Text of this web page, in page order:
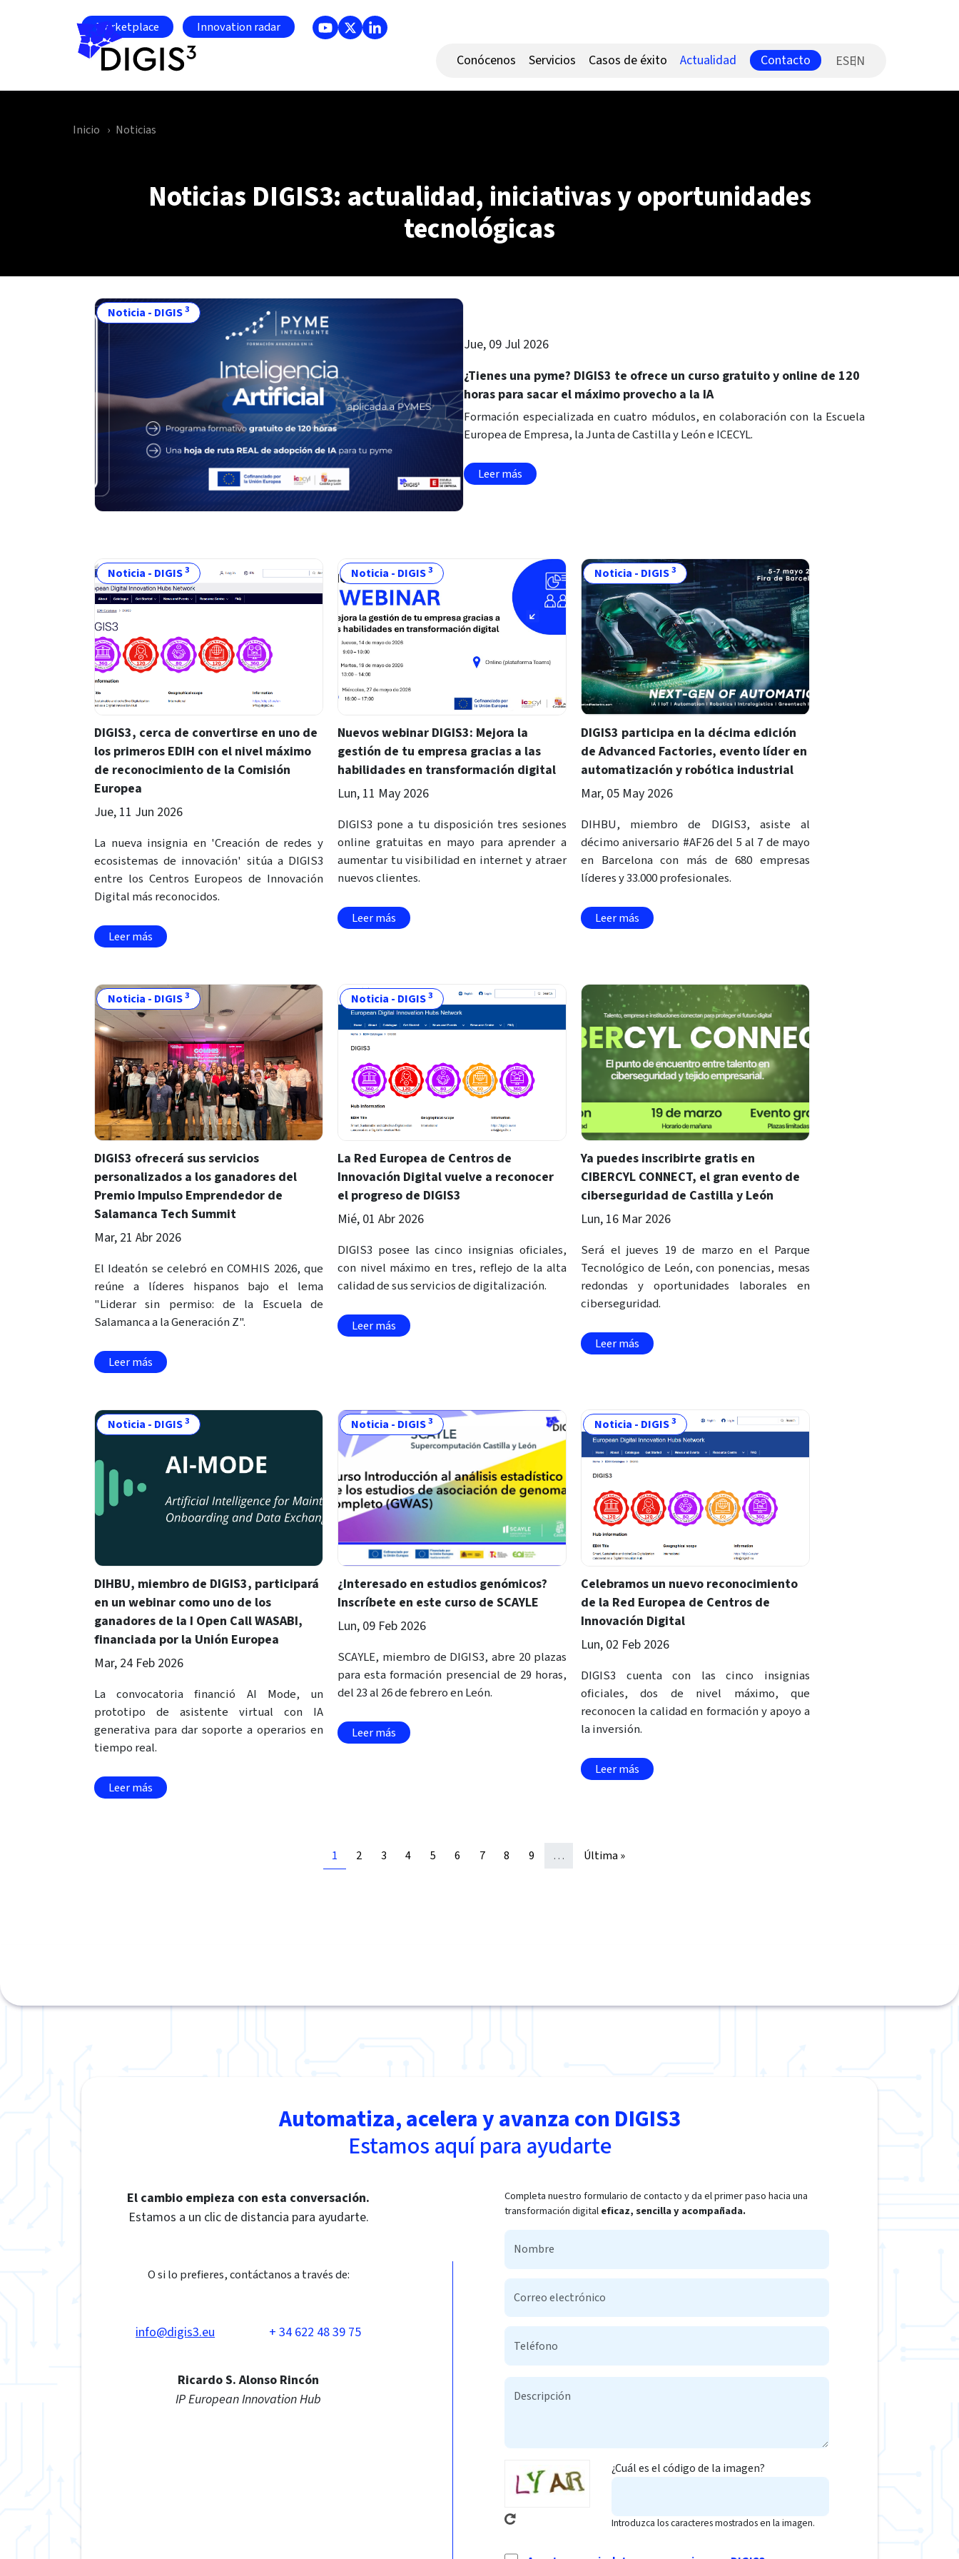
Marketplace Innovation radar
Conócenos Servicios Casos de éxito Actualidad Contacto ES
Inicio Noticias
Noticias DIGIS3: actualidad, iniciativas y oportunidades
tecnológicas
Noticia - DIGIS3
¿Tienes una pyme? DIGIS3 te ofrece un curso gratuito y online de 120
horas para sacar el máximo provecho a la IA
Jue, 09 Jul 2026
Formación especializada en cuatro módulos, en colaboración con la Escuela
Europea de Empresa, la Junta de Castilla y León e ICECYL.
Leer más
Noticia - DIGIS3
DIGIS3, cerca de convertirse en uno de
los primeros EDIH con el nivel máximo
de reconocimiento de la Comisión
Europea
Jue, 11 Jun 2026
La nueva insignia en 'Creación de redes y
ecosistemas de innovación' sitúa a DIGIS3
entre los Centros Europeos de Innovación
Digital más reconocidos.
Leer más
Noticia - DIGIS3
Nuevos webinar DIGIS3: Mejora la
gestión de tu empresa gracias a las
habilidades en transformación digital
Lun, 11 May 2026
DIGIS3 pone a tu disposición tres sesiones
online gratuitas en mayo para aprender a
aumentar tu visibilidad en internet y atraer
nuevos clientes.
Leer más
Noticia - DIGIS3
DIGIS3 participa en la décima edición
de Advanced Factories, evento líder en
automatización y robótica industrial
Mar, 05 May 2026
DIHBU, miembro de DIGIS3, asiste al
décimo aniversario #AF26 del 5 al 7 de mayo
en Barcelona con más de 680 empresas
líderes y 33.000 profesionales.
Leer más
Noticia - DIGIS3
DIGIS3 ofrecerá sus servicios
personalizados a los ganadores del
Premio Impulso Emprendedor de
Salamanca Tech Summit
Mar, 21 Abr 2026
El Ideatón se celebró en COMHIS 2026, que
reúne a líderes hispanos bajo el lema
"Liderar sin permiso: de la Escuela de
Salamanca a la Generación Z".
Leer más
Noticia - DIGIS3
La Red Europea de Centros de
Innovación Digital vuelve a reconocer
el progreso de DIGIS3
Mié, 01 Abr 2026
DIGIS3 posee las cinco insignias oficiales,
con nivel máximo en tres, reflejo de la alta
calidad de sus servicios de digitalización.
Leer más
Ya puedes inscribirte gratis en
CIBERCYL CONNECT, el gran evento de
ciberseguridad de Castilla y León
Lun, 16 Mar 2026
Será el jueves 19 de marzo en el Parque
Tecnológico de León, con ponencias, mesas
redondas y oportunidades laborales en
ciberseguridad.
Leer más
Noticia - DIGIS3
DIHBU, miembro de DIGIS3, participará
en un webinar como uno de los
ganadores de la I Open Call WASABI,
financiada por la Unión Europea
Mar, 24 Feb 2026
La convocatoria financió AI Mode, un
prototipo de asistente virtual con IA
generativa para dar soporte a operarios en
tiempo real.
Leer más
Noticia - DIGIS3
¿Interesado en estudios genómicos?
Inscríbete en este curso de SCAYLE
Lun, 09 Feb 2026
SCAYLE, miembro de DIGIS3, abre 20 plazas
para esta formación presencial de 29 horas,
del 23 al 26 de febrero en León.
Leer más
Noticia - DIGIS3
Celebramos un nuevo reconocimiento
de la Red Europea de Centros de
Innovación Digital
Lun, 02 Feb 2026
DIGIS3 cuenta con las cinco insignias
oficiales, dos de nivel máximo, que
reconocen la calidad en formación y apoyo a
la inversión.
Leer más
Página
1 Página
2 Página
3 Página
4 Página
5 Página
6 Página
7 Página
8 Página
9 … Last page
Última »
Automatiza, acelera y avanza con DIGIS3
Estamos aquí para ayudarte
El cambio empieza con esta conversación.
Estamos a un clic de distancia para ayudarte.
O si lo prefieres, contáctanos a través de:
info@digis3.eu + 34 622 48 39 75
Ricardo S. Alonso Rincón
IP European Innovation Hub
Completa nuestro formulario de contacto y da el primer paso hacia una
transformación digitaleficaz, sencilla y acompañada.
¿Cuál es el código de la imagen?
Introduzca los caracteres mostrados en la imagen.